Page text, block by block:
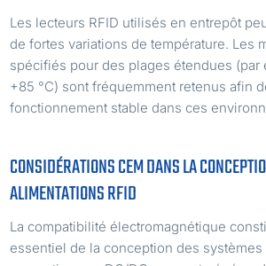
Les lecteurs RFID utilisés en entrepôt
de fortes variations de température. Les
spécifiés pour des plages étendues (par
+85 °C) sont fréquemment retenus afin
fonctionnement stable dans ces
CONSIDÉRATIONS CEM DANS LA
ALIMENTATIONS RFID
La compatibilité électromagnétique
essentiel de la conception des systèmes